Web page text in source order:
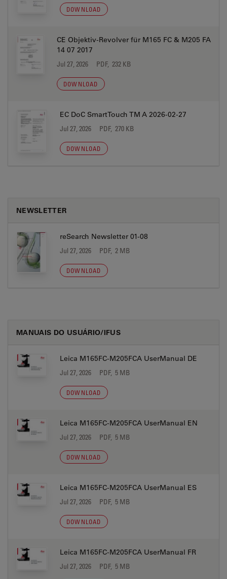
DOWNLOAD
CE Objektiv-Revolver für M165 FC & M205 FA
14 07 2017
Jul 27, 2026 PDF, 232 KB
DOWNLOAD
EC DoC SmartTouch TM A 2026-02-27
Jul 27, 2026 PDF, 270 KB
DOWNLOAD
NEWSLETTER
reSearch Newsletter 01-08
Jul 27, 2026 PDF, 2 MB
DOWNLOAD
MANUAIS DO USUÁRIO/IFUS
Leica M165FC-M205FCA UserManual DE
Jul 27, 2026 PDF, 5 MB
DOWNLOAD
Leica M165FC-M205FCA UserManual EN
Jul 27, 2026 PDF, 5 MB
DOWNLOAD
Leica M165FC-M205FCA UserManual ES
Jul 27, 2026 PDF, 5 MB
DOWNLOAD
Leica M165FC-M205FCA UserManual FR
Jul 27, 2026 PDF, 5 MB